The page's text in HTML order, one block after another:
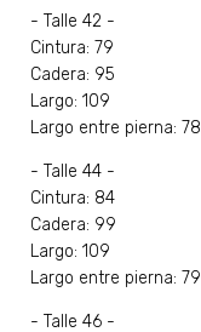
- Talle 42 -
Cintura: 79
Cadera: 95
Largo: 109
Largo entre pierna: 78
- Talle 44 -
Cintura: 84
Cadera: 99
Largo: 109
Largo entre pierna: 79
- Talle 46 -